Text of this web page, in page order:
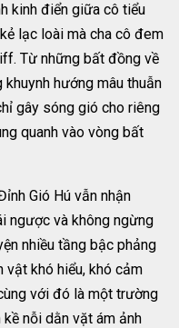
kinh điển giữa cô tiểu
lạc loài mà cha cô đem
Từ những bất đồng về
hướng mâu thuẫn
gây sóng gió cho riêng
quanh vào vòng bất
Gió Hú vẫn nhận
ngược và không ngừng
nhiều tầng bậc phảng
vật khó hiểu, khó cảm
với đó là một trường
nỗi dằn vặt ám ảnh